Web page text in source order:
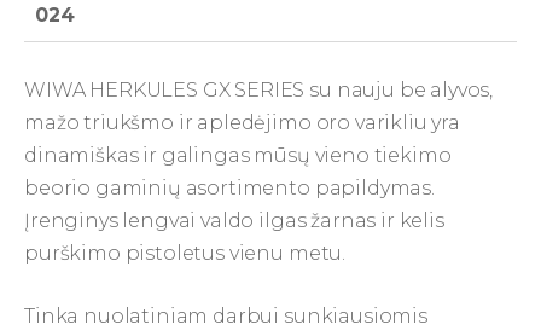
024
WIWA HERKULES GX SERIES su nauju be alyvos,
mažo triukšmo ir apledėjimo oro varikliu yra
dinamiškas ir galingas mūsų vieno tiekimo
beorio gaminių asortimento papildymas.
Įrenginys lengvai valdo ilgas žarnas ir kelis
purškimo pistoletus vienu metu.
Tinka nuolatiniam darbui sunkiausiomis